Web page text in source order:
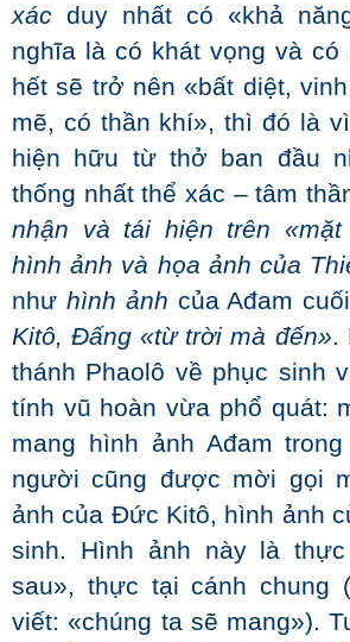
xác duy nhất có «khả
nghĩa là có khát vọng và có
hết sẽ trở nên «bất diệt,
mẽ, có thần khí», thì đó là
hiện hữu từ thở ban đầu
thống nhất thể xác – tâm
nhận và tái hiện trên
hình ảnh và họa ảnh của
như hình ảnh của Ađam
Kitô, Đấng «từ trời mà đến».
thánh Phaolô về phục sinh
tính vũ hoàn vừa phổ quát:
mang hình ảnh Ađam
người cũng được mời gọi
ảnh của Đức Kitô, hình ảnh
sinh. Hình ảnh này là
sau», thực tại cánh chung
viết: «chúng ta sẽ mang»).